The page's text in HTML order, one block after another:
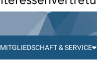
MITGLIEDSCHAFT & SERVICE